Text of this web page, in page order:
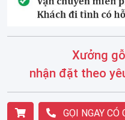
Xưởng
nhận đặt theo
GỌI NGAY CÓ